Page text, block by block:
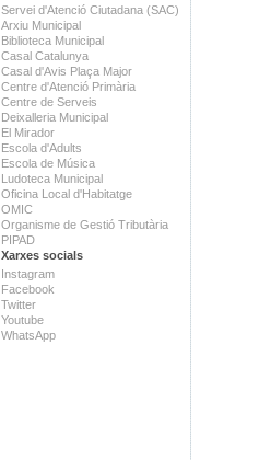
Servei d'Atenció Ciutadana (SAC)
Arxiu Municipal
Biblioteca Municipal
Casal Catalunya
Casal d'Avis Plaça Major
Centre d'Atenció Primària
Centre de Serveis
Deixalleria Municipal
El Mirador
Escola d'Adults
Escola de Música
Ludoteca Municipal
Oficina Local d'Habitatge
OMIC
Organisme de Gestió Tributària
PIPAD
Xarxes socials
Instagram
Facebook
Twitter
Youtube
WhatsApp